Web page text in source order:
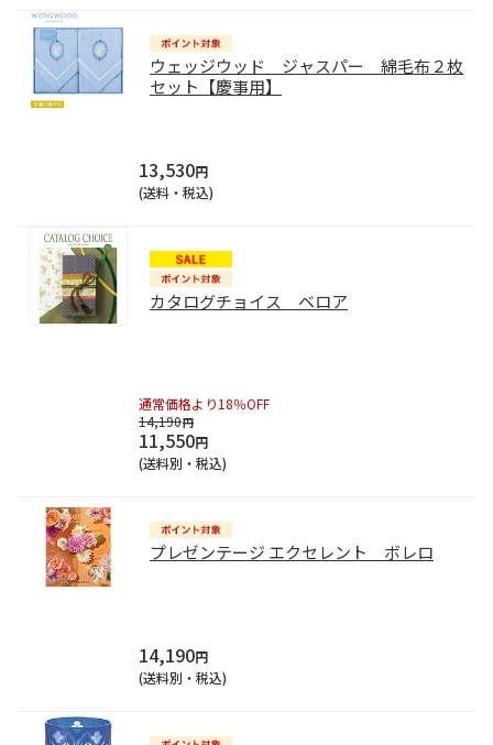
ウェッジウッド ジャスパー 綿毛布２枚
セット【慶事用】
13,530円
(送料・税込)
カタログチョイス ベロア
通常価格より18％OFF
14,190円
11,550円
(送料別・税込)
プレゼンテージ エクセレント ボレロ
14,190円
(送料別・税込)